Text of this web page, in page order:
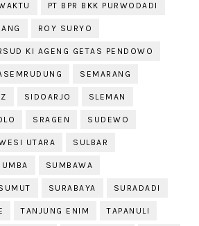
PT BPR BKK PURWODADI
ROY SURYO
KI AGENG GETAS PENDOWO
SEMARANG
SIDOARJO SLEMAN
SRAGEN SUDEWO
UTARA SULBAR
SUMBAWA
SURABAYA SURADADI
TANJUNG ENIM TAPANULI